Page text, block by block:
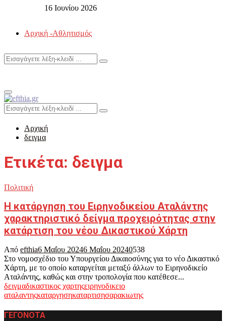
16 Ιουνίου 2026
Αρχική -Αθλητισμός
Search
Search
Primary
Menu
Search
for:
Search
Αρχική
δειγμα
Ετικέτα: δειγμα
Πολιτική
Η κατάργηση του Ειρηνοδικείου Αταλάντης
χαρακτηριστικό δείγμα προχειρότητας στην
κατάρτιση του νέου Δικαστικού Χάρτη
Από efthia6 Μαΐου 20246 Μαΐου 20240538
Στο νομοσχέδιο του Υπουργείου Δικαιοσύνης για το νέο Δικαστικό
Χάρτη, με το οποίο καταργείται μεταξύ άλλων το Ειρηνοδικείο
Αταλάντης, καθώς και στην τροπολογία που κατέθεσε...
δειγμαδικαστικος χαρτηςειρηνοδικειο
αταλαντηςκαταργησηκαταρτισησαρακιωτης
ΓΕΓΟΝΟΤΑ